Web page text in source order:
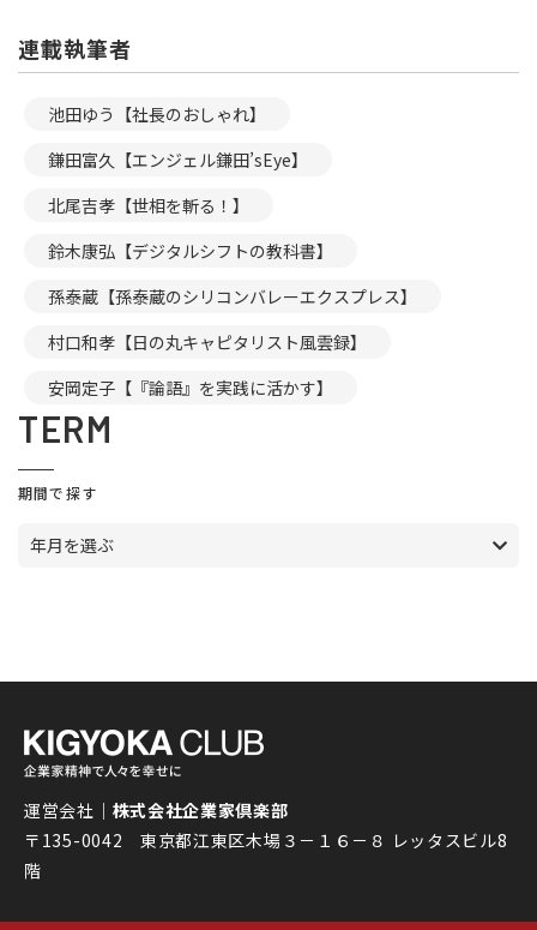
連載執筆者
池田ゆう【社長のおしゃれ】
鎌田富久【エンジェル鎌田’sEye】
北尾吉孝【世相を斬る！】
鈴木康弘【デジタルシフトの教科書】
孫泰蔵【孫泰蔵のシリコンバレーエクスプレス】
村口和孝【日の丸キャピタリスト風雲録】
安岡定子【『論語』を実践に活かす】
TERM
期間で探す
年月を選ぶ
運営会社｜ 株式会社企業家倶楽部
〒135-0042 東京都江東区木場３－１６－８ レッタスビル8
階